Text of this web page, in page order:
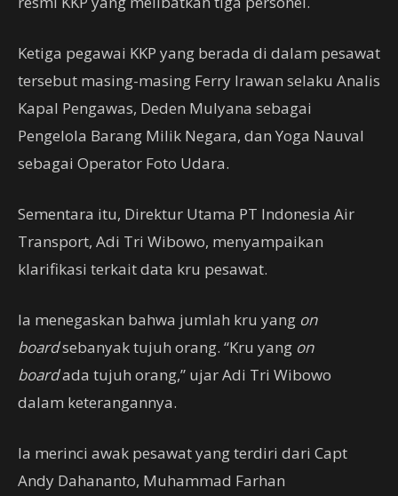
Ketiga pegawai KKP yang berada di dalam pesawat
tersebut masing-masing Ferry Irawan selaku Analis
Kapal Pengawas, Deden Mulyana sebagai
Pengelola Barang Milik Negara, dan Yoga Nauval
sebagai Operator Foto Udara.
Sementara itu, Direktur Utama PT Indonesia Air
Transport, Adi Tri Wibowo, menyampaikan
klarifikasi terkait data kru pesawat.
Ia menegaskan bahwa jumlah kru yang on
boardsebanyak tujuh orang. “Kru yang on
boardada tujuh orang,” ujar Adi Tri Wibowo
dalam keterangannya.
Ia merinci awak pesawat yang terdiri dari Capt
Andy Dahananto, Muhammad Farhan